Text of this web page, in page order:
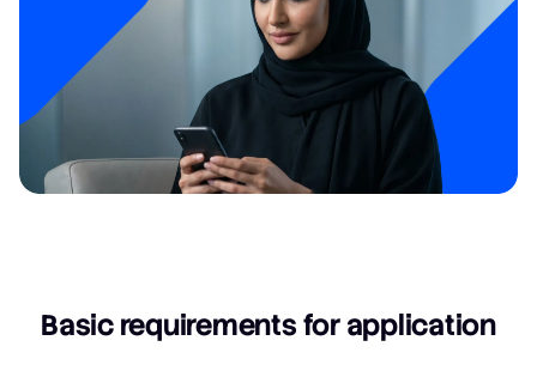
Basic requirements for application